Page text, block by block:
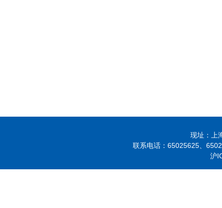
现址：上
联系电话： 65025625、
沪